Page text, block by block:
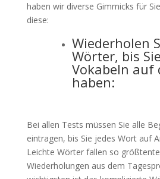
haben wir diverse Gimmicks für
diese:
Wiederholen
Wörter, bis
Vokabeln auf
haben:
Bei allen Tests müssen Sie alle
eintragen, bis Sie jedes Wort auf
Leichte Wörter fallen so
Wiederholungen aus dem